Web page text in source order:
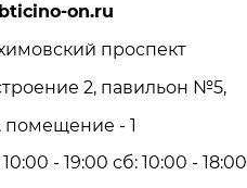
on.ru
проспект
2, павильон №5,
помещение - 1
- 19:00 сб: 10:00 - 18:00